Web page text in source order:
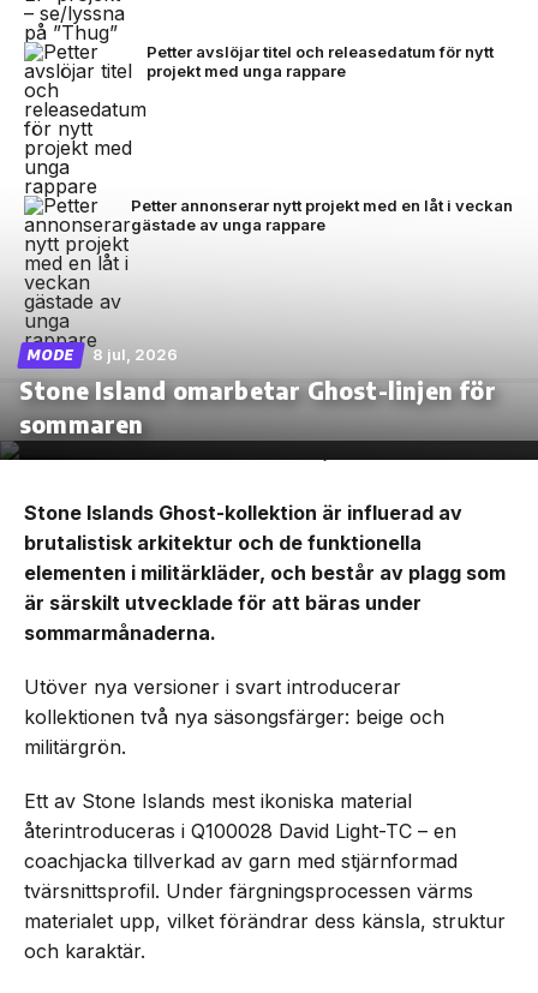
Petter avslöjar titel och releasedatum för nytt
projekt med unga rappare
Petter annonserar nytt projekt med en låt i veckan
gästade av unga rappare
MODE 8 jul, 2026
Stone Island omarbetar Ghost-linjen för
sommaren
Stone Islands Ghost-kollektion är influerad av
brutalistisk arkitektur och de funktionella
elementen i militärkläder, och består av plagg som
är särskilt utvecklade för att bäras under
sommarmånaderna.
Utöver nya versioner i svart introducerar
kollektionen två nya säsongsfärger: beige och
militärgrön.
Ett av Stone Islands mest ikoniska material
återintroduceras i Q100028 David Light-TC – en
coachjacka tillverkad av garn med stjärnformad
tvärsnittsprofil. Under färgningsprocessen värms
materialet upp, vilket förändrar dess känsla, struktur
och karaktär.